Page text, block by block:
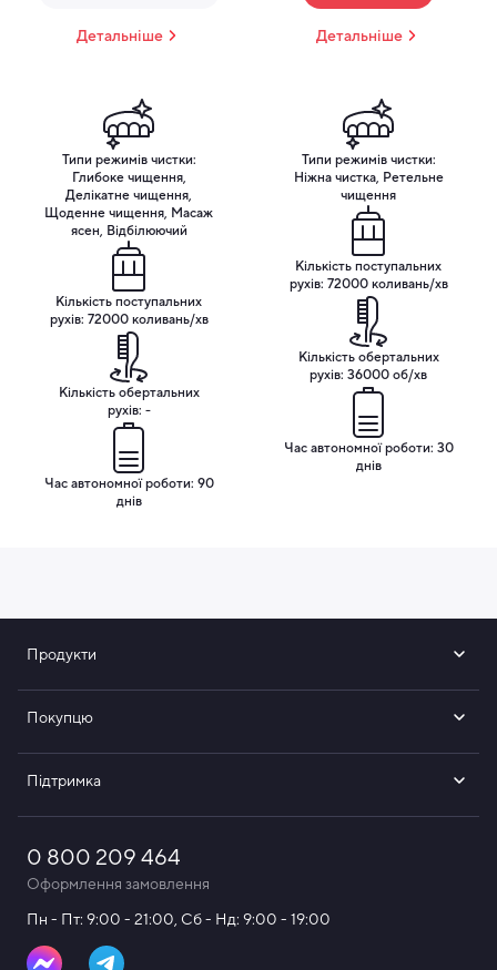
Детальніше
Типи режимів чистки:
Глибоке чищення,
Делікатне чищення,
Щоденне чищення, Масаж
ясен, Відбілюючий
Кількість поступальних
рухів: 72000 коливань/хв
Кількість обертальних
рухів: -
Час автономної роботи: 90
днів
Детальніше
Типи режимів чистки:
Ніжна чистка, Ретельне
чищення
Кількість поступальних
рухів: 72000 коливань/хв
Кількість обертальних
рухів: 36000 об/хв
Час автономної роботи: 30
днів
Продукти
Покупцю
Підтримка
0 800 209 464
Оформлення замовлення
Пн - Пт: 9:00 - 21:00, Сб - Нд: 9:00 - 19:00